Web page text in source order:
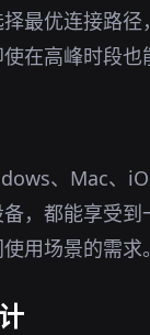
最优连接路
在高峰时段也
、Mac、
，都能享受
用场景的需求。